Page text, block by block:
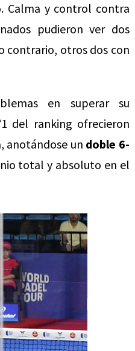
Calma y control contra
pudieron ver dos
contrario, otros dos con
en superar su
del ranking ofrecieron
anotándose un doble 6-
total y absoluto en el